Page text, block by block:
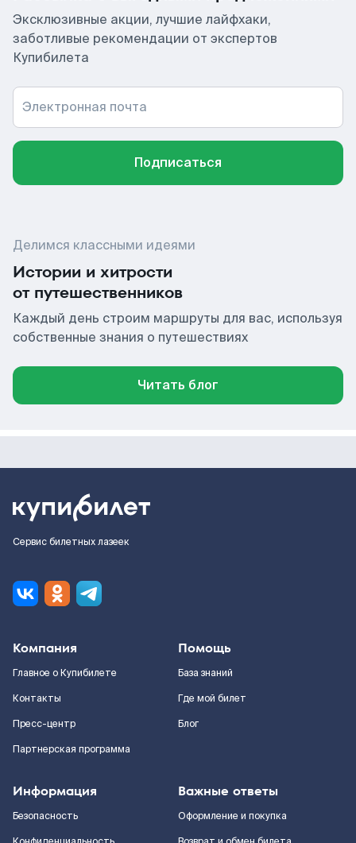
Эксклюзивные акции, лучшие лайфхаки,
заботливые рекомендации от экспертов
Купибилета
Электронная почта
Подписаться
Делимся классными идеями
Истории и хитрости
от путешественников
Каждый день строим маршруты для вас, используя
собственные знания о путешествиях
Читать блог
Сервис билетных лазеек
Компания
Главное о Купибилете
Контакты
Пресс-центр
Партнерская программа
Помощь
База знаний
Где мой билет
Блог
Информация
Безопасность
Важные ответы
Оформление и покупка